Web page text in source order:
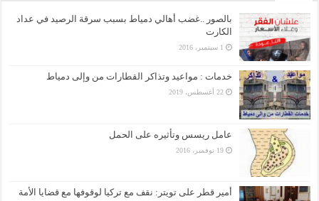
بالصور ..غضب أهالي دمياط بسبب سرقة الرصيد في عداد
الكارت
1 سبتمبر، 2016
خدمات : مواعيد وتذاكر القطارات من وإلى دمياط
22 أغسطس، 2019
عامل ريسس وتأثيره على الحمل
19 نوفمبر، 2016
أمير قطر على تويتر: نقف مع تركيا لوقوفها مع قضايا الأمة